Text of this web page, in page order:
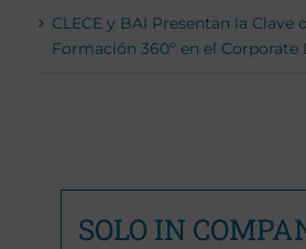
SOLO IN
CLECE y BAI Presentan la Clave
Formación 360º en el Corporate